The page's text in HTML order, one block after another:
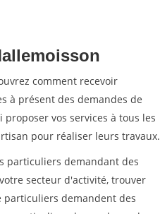
comment recevoir
à présent des demandes de
vos services à tous les
pour réaliser leurs travaux.
particuliers demandant des
secteur d'activité, trouver
particuliers demandent des